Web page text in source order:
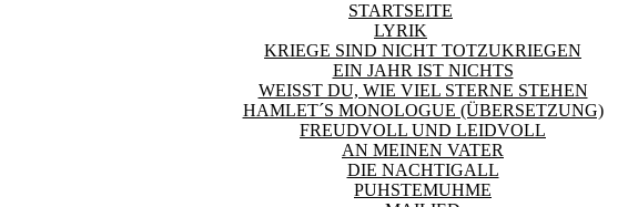
STARTSEITE
LYRIK
KRIEGE SIND NICHT TOTZUKRIEGEN
EIN JAHR IST NICHTS
WEISST DU, WIE VIEL STERNE STEHEN
HAMLET´S MONOLOGUE (ÜBERSETZUNG)
FREUDVOLL UND LEIDVOLL
AN MEINEN VATER
DIE NACHTIGALL
PUHSTEMUHME